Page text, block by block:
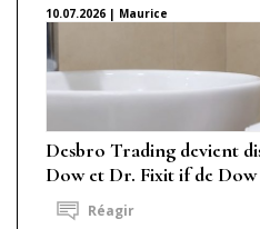
10.07.2026 | Maurice
Desbro Trading devient
Dow et Dr. Fixit if de
Réagir